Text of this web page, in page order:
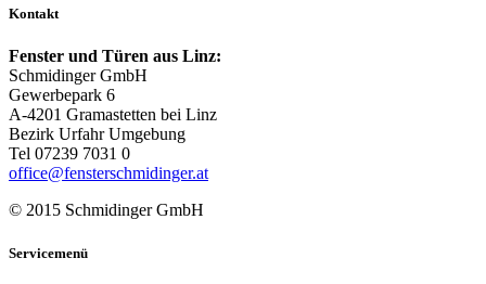
Kontakt
Fenster und Türen aus Linz:
Schmidinger GmbH
Gewerbepark 6
A-4201 Gramastetten bei Linz
Bezirk Urfahr Umgebung
Tel 07239 7031 0
office@fensterschmidinger.at
© 2015 Schmidinger GmbH
Servicemenü